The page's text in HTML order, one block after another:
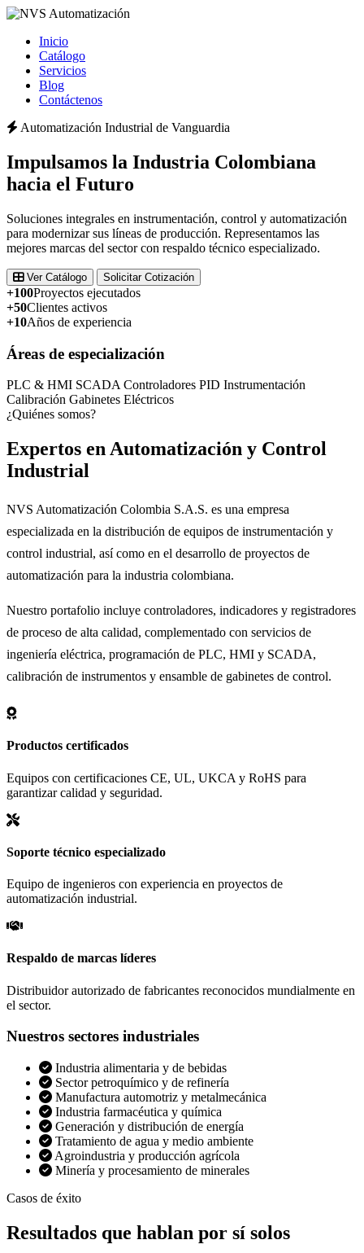
Inicio
Catálogo
Servicios
Blog
Contáctenos
Automatización Industrial de Vanguardia
Impulsamos la Industria Colombiana
hacia el Futuro
Soluciones integrales en instrumentación, control y automatización
para modernizar sus líneas de producción. Representamos las
mejores marcas del sector con respaldo técnico especializado.
Ver Catálogo Solicitar Cotización
+100Proyectos ejecutados
+50Clientes activos
+10Años de experiencia
Áreas de especialización
PLC & HMI SCADA Controladores PID Instrumentación
Calibración Gabinetes Eléctricos
¿Quiénes somos?
Expertos en Automatización y Control
Industrial
NVS Automatización Colombia S.A.S. es una empresa
especializada en la distribución de equipos de instrumentación y
control industrial, así como en el desarrollo de proyectos de
automatización para la industria colombiana.
Nuestro portafolio incluye controladores, indicadores y registradores
de proceso de alta calidad, complementado con servicios de
ingeniería eléctrica, programación de PLC, HMI y SCADA,
calibración de instrumentos y ensamble de gabinetes de control.
Productos certificados
Equipos con certificaciones CE, UL, UKCA y RoHS para
garantizar calidad y seguridad.
Soporte técnico especializado
Equipo de ingenieros con experiencia en proyectos de
automatización industrial.
Respaldo de marcas líderes
Distribuidor autorizado de fabricantes reconocidos mundialmente en
el sector.
Nuestros sectores industriales
Industria alimentaria y de bebidas
Sector petroquímico y de refinería
Manufactura automotriz y metalmecánica
Industria farmacéutica y química
Generación y distribución de energía
Tratamiento de agua y medio ambiente
Agroindustria y producción agrícola
Minería y procesamiento de minerales
Casos de éxito
Resultados que hablan por sí solos